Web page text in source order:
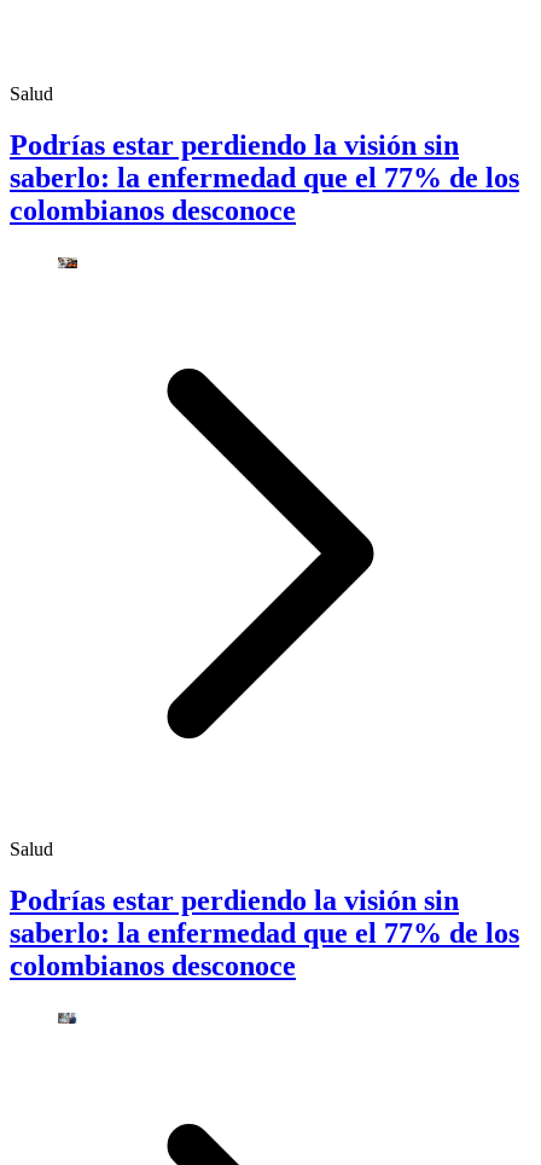
Salud
Podrías estar perdiendo la visión sin
saberlo: la enfermedad que el 77% de los
colombianos desconoce
Salud
Podrías estar perdiendo la visión sin
saberlo: la enfermedad que el 77% de los
colombianos desconoce